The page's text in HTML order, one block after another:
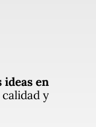
en
y